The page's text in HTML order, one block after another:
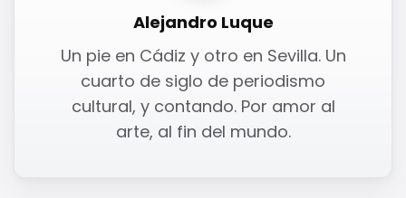
Alejandro Luque
Un pie en Cádiz y otro en Sevilla. Un
cuarto de siglo de periodismo
cultural, y contando. Por amor al
arte, al fin del mundo.